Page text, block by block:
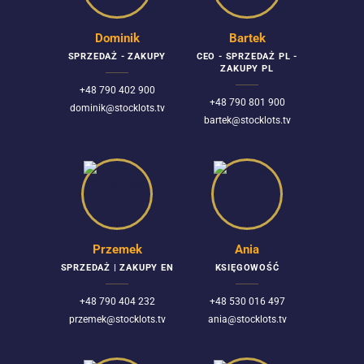
Dominik
SPRZEDAŻ - ZAKUPY
+48 790 402 900
dominik@stocklots.tv
Bartek
CEO - SPRZEDAŻ PL -
ZAKUPY PL
+48 790 801 900
bartek@stocklots.tv
Przemek
SPRZEDAŻ | ZAKUPY EN
+48 790 404 232
przemek@stocklots.tv
Ania
KSIĘGOWOŚĆ
+48 530 016 497
ania@stocklots.tv